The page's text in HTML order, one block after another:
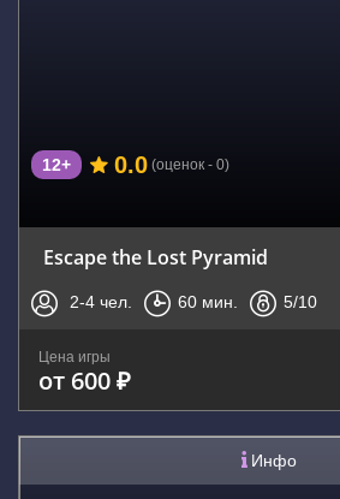
12+ 0.0 (оценок - 0)
Escape the Lost Pyramid
2-4 чел. 60 мин. 5/10
Цена игры
от 600 ₽
Инфо